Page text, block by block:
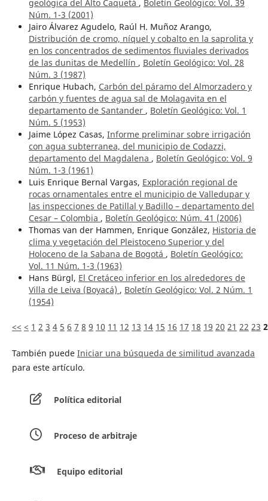
geológica del Alto Caquetá , Boletín Geológico: Vol. 39
Núm. 1-3 (2001)
Jairo Álvarez Agudelo, Raúl H. Muñoz Arango,
Distribución de cromo, níquel y cobalto en la saprolita y
en los concentrados de sedimentos fluviales derivados
de las dunitas de Medellín , Boletín Geológico: Vol. 28
Núm. 3 (1987)
Enrique Hubach, Carbón del páramo del Almorzadero y
carbón y fuentes de agua sal de Molagavita en el
departamento de Santander , Boletín Geológico: Vol. 1
Núm. 5 (1953)
Jaime López Casas, Informe preliminar sobre irrigación
con agua subterranea, del municipio de Codazzi,
departamento del Magdalena , Boletín Geológico: Vol. 9
Núm. 1-3 (1961)
Luis Enrique Bernal Vargas, Exploración regional de
rocas ornamentales entre el municipio de Valledupar y
las inspecciones de Patillal y Badillo – departamento del
Cesar – Colombia , Boletín Geológico: Núm. 41 (2006)
Thomas van der Hammen, Enrique González, Historia de
clima y vegetación del Pleistoceno Superior y del
Holoceno de la Sabana de Bogotá , Boletín Geológico:
Vol. 11 Núm. 1-3 (1963)
Hans Bürgl, El Cretáceo inferior en los alrededores de
Villa de Leiva (Boyacá) , Boletín Geológico: Vol. 2 Núm. 1
(1954)
<< < 1 2 3 4 5 6 7 8 9 10 11 12 13 14 15 16 17 18 19 20 21 22 23
También puede Iniciar una búsqueda de similitud avanzada
para este artículo.
Política editorial
Proceso de arbitraje
Equipo editorial